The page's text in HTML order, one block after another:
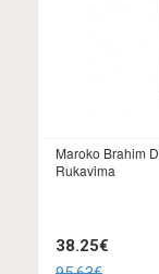
Maroko Brahim
Rukavima
38.25€